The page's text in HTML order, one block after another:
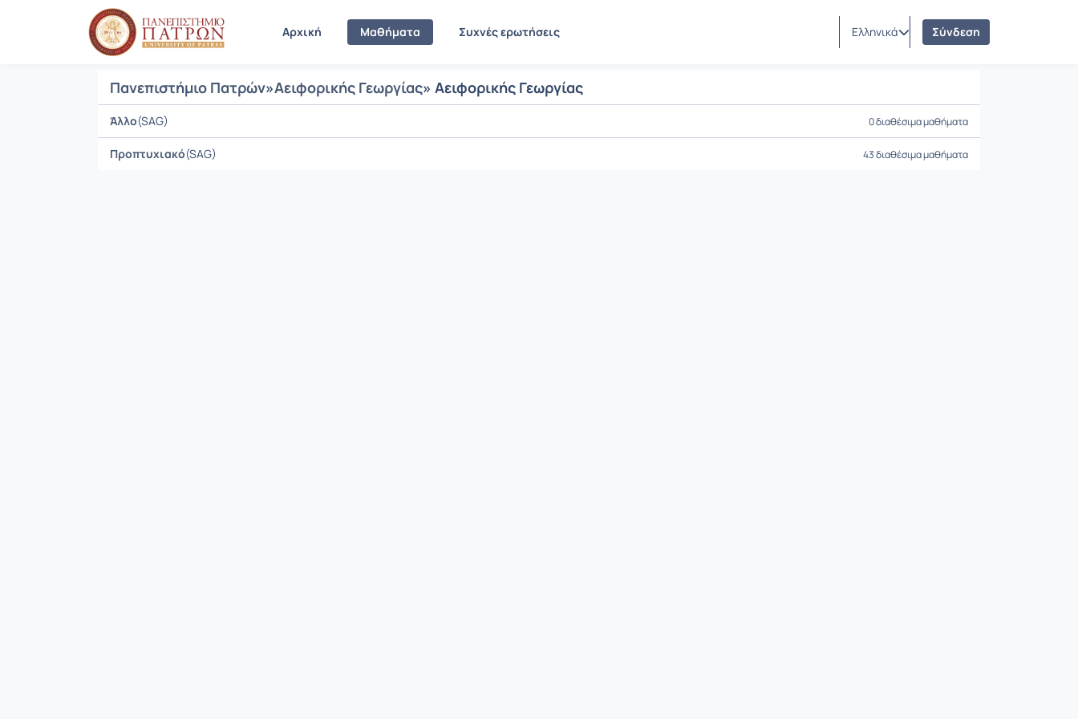
Αρχική Μαθήματα Συχνές ερωτήσεις Ελληνικά Σύνδεση
Μαθήματα
Πανεπιστήμιο Πατρών»Αειφορικής Γεωργίας» Αειφορικής Γεωργίας
Άλλο(SAG) 0 διαθέσιμα μαθήματα
Προπτυχιακό(SAG) 43 διαθέσιμα μαθήματα